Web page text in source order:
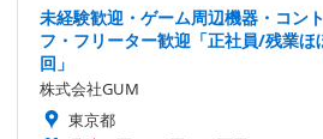
未経験歓迎・ゲーム周辺機器・コン
フ・フリーター歓迎「正社員/残業
回」
株式会社GUM
東京都